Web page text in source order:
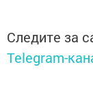
Следите за
Telegram-